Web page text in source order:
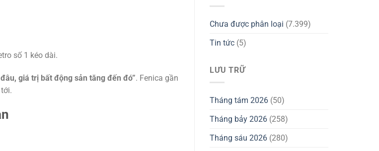
số 1 kéo dài.
giá trị bất động sản tăng đến đó”. Fenica gần
Chưa được phân loại (7.399)
Tin tức (5)
LƯU TRỮ
Tháng tám 2026 (50)
Tháng bảy 2026 (258)
Tháng sáu 2026 (280)